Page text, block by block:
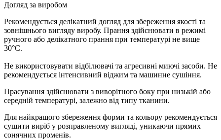
Догляд за виробом
Рекомендується делікатний догляд для збереження якості та
зовнішнього вигляду виробу. Прання здійснювати в режимі
ручного або делікатного прання при температурі не вище
30°C.
Не використовувати відбілювачі та агресивні миючі засоби. Не
рекомендується інтенсивний віджим та машинне сушіння.
Прасування здійснювати з виворітного боку при низькій або
середній температурі, залежно від типу тканини.
Для найкращого збереження форми та кольору рекомендується
сушити виріб у розправленому вигляді, уникаючи прямих
сонячних променів.